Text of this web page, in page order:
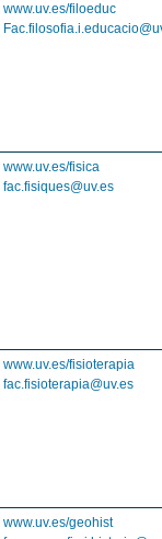
www.uv.es/filoeduc
www.uv.es/fisica
fac.fisiques@uv.es
www.uv.es/fisioterapia
fac.fisioterapia@uv.es
www.uv.es/geohist